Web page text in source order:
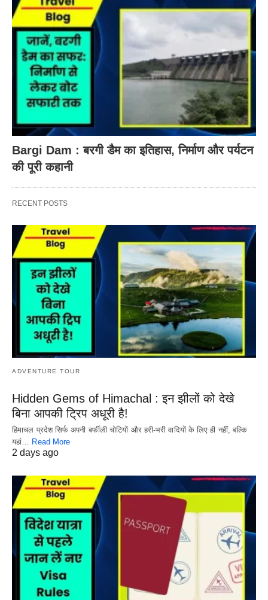
Bargi Dam : बरगी डैम का इतिहास, निर्माण और पर्यटन
की पूरी कहानी
RECENT POSTS
ADVENTURE TOUR
Hidden Gems of Himachal : इन झीलों को देखे
बिना आपकी ट्रिप अधूरी है!
हिमाचल प्रदेश सिर्फ अपनी बर्फीली चोटियों और हरी-भरी वादियों के लिए ही नहीं, बल्कि
यहां… Read More
2 days ago